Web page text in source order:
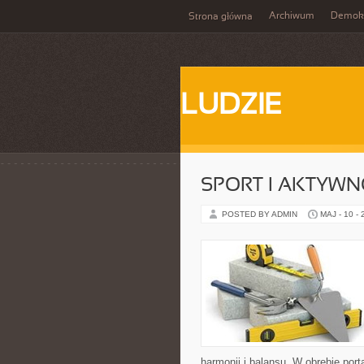
Strona główna Archiwum
LUDZIE
SPORT I
POSTED BY ADMIN MAJ - 10 -